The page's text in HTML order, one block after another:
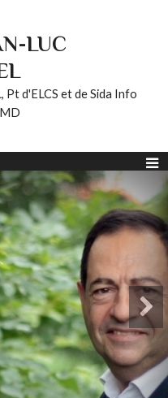
LUC
Pt d'ELCS et de Sida Info